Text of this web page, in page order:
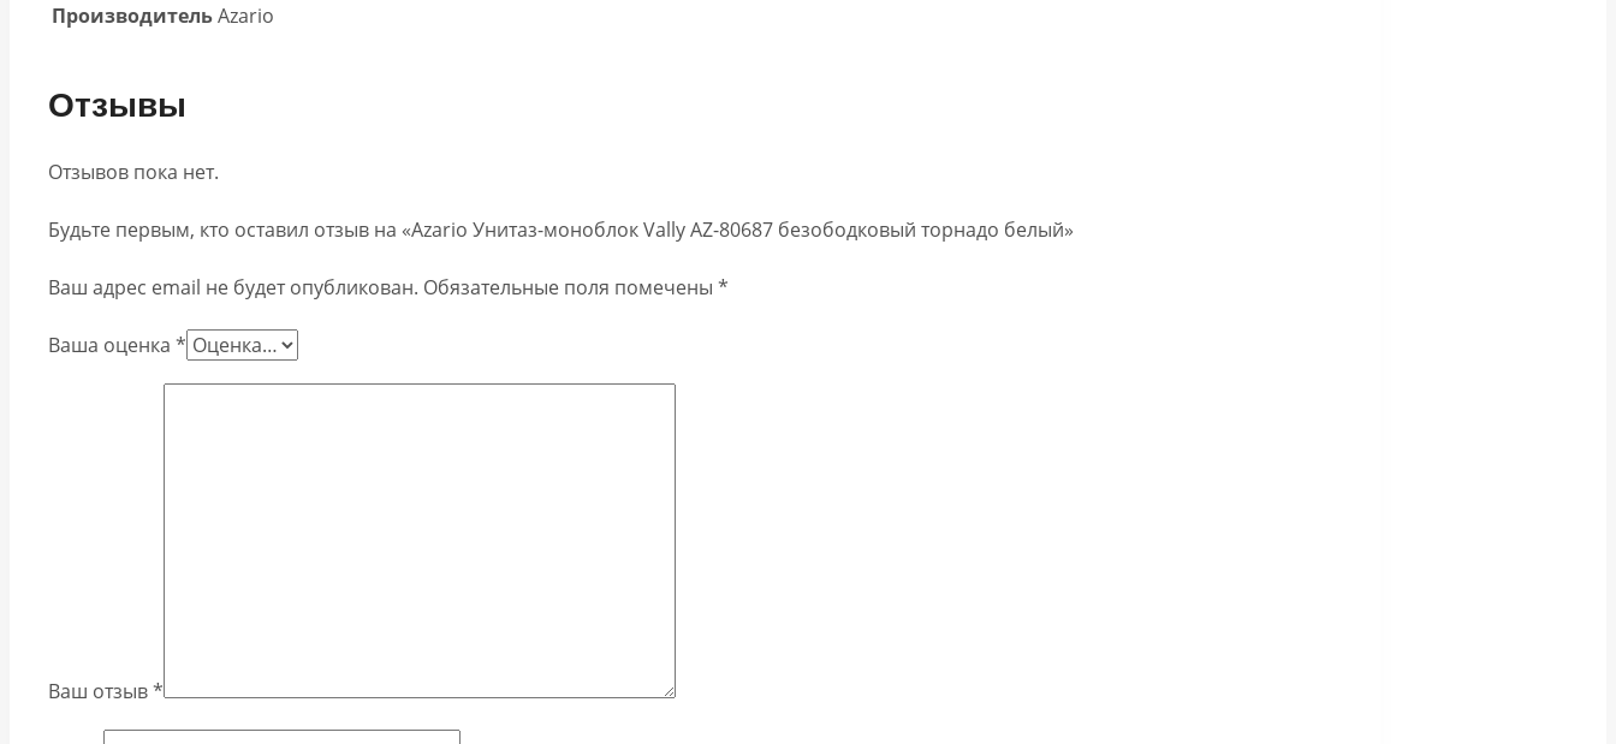
ПроизводительAzario
Отзывы
Отзывов пока нет.
Будьте первым, кто оставил отзыв на «Azario Унитаз-моноблок Vally AZ-80687 безободковый торнадо белый»
Ваш адрес email не будет опубликован. Обязательные поля помечены *
Ваша оценка *
Ваш отзыв*